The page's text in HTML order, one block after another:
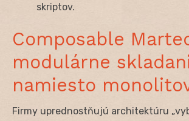
skriptov.
Composable
modulárne
namiesto
Firmy uprednostňujú architektúru